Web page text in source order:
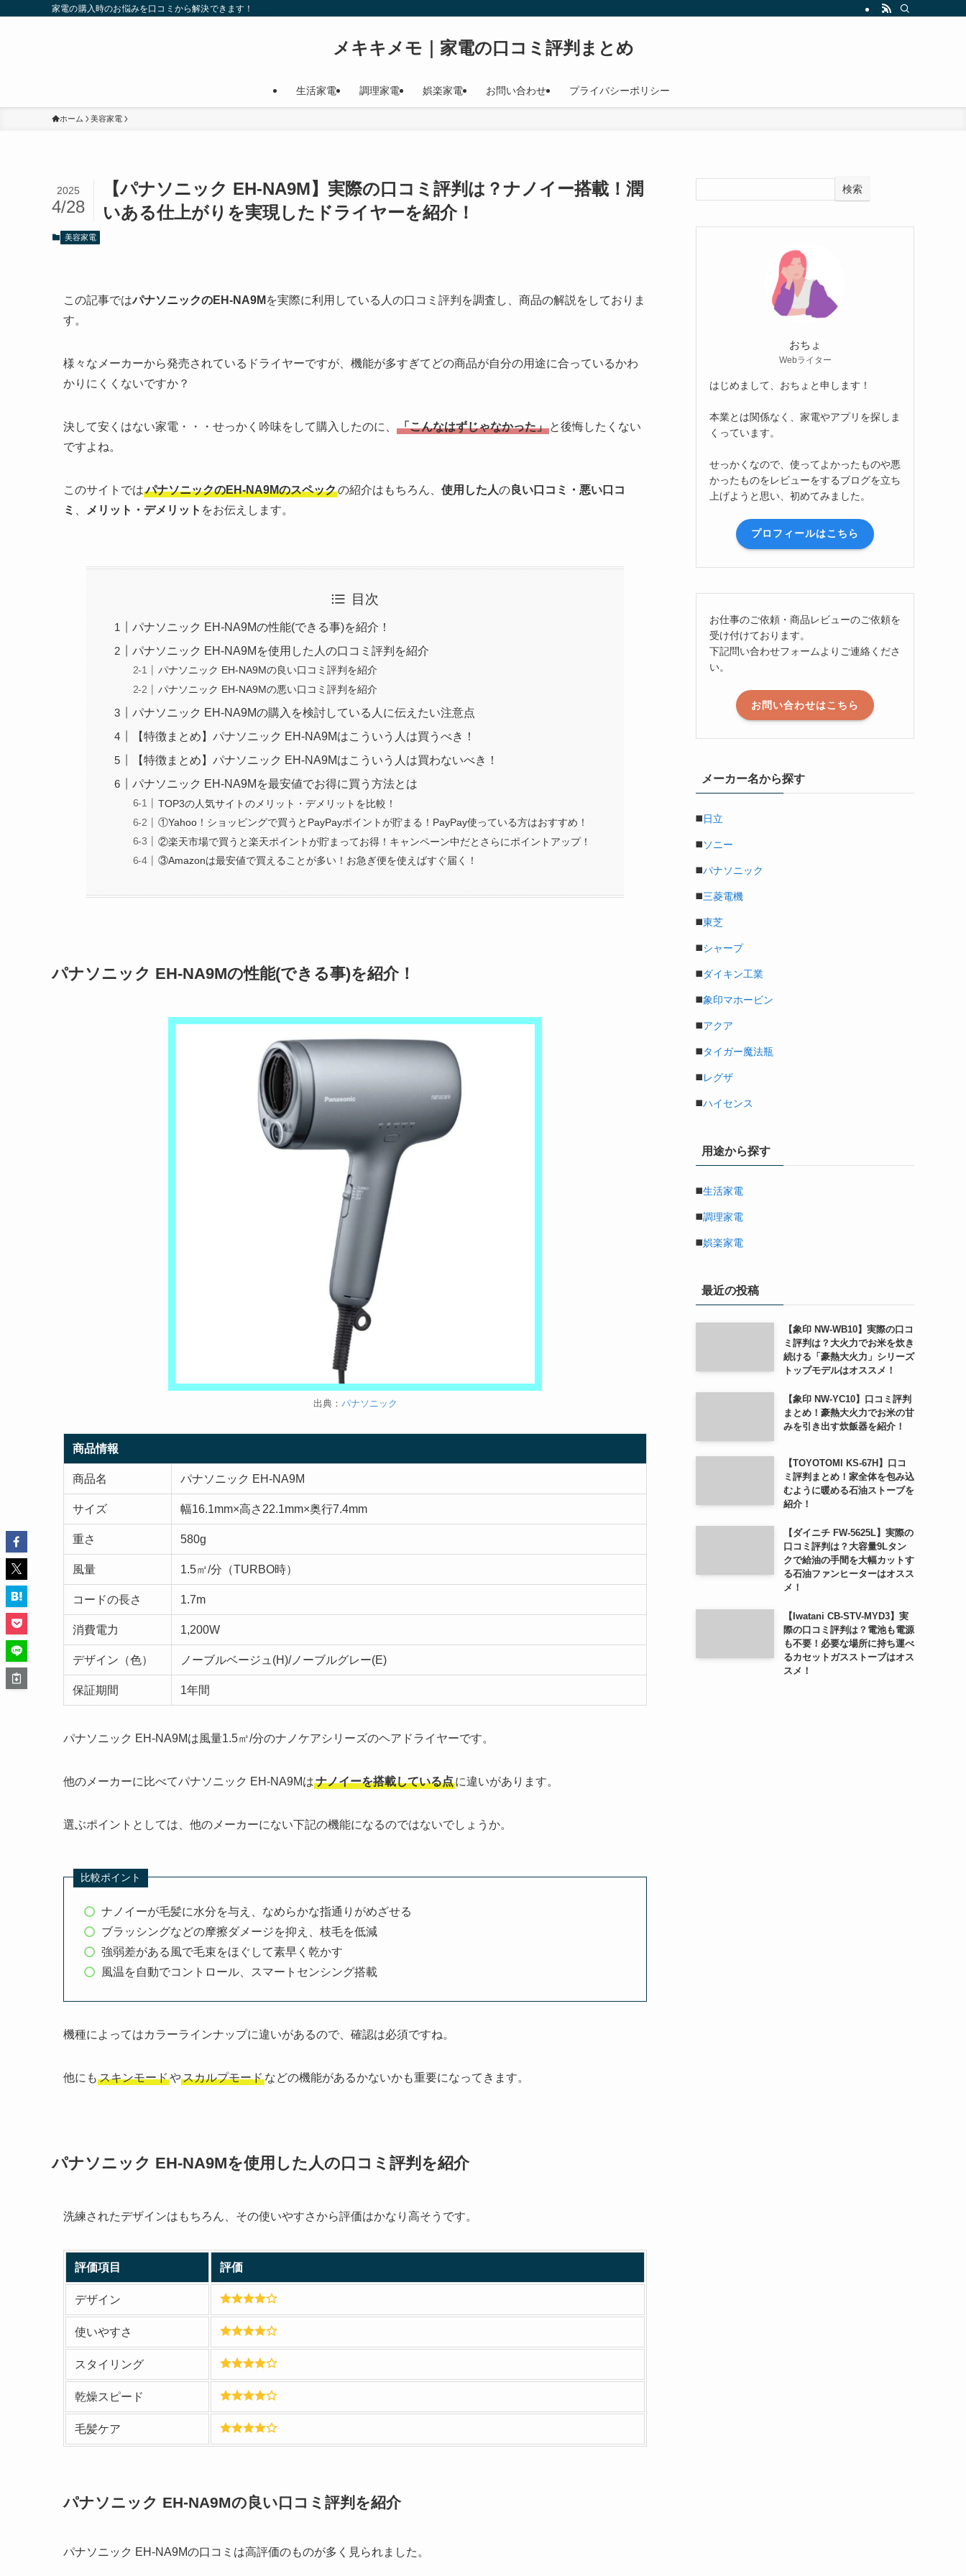
家電の購入時のお悩みを口コミから解決できます！
メキキメモ｜家電の口コミ評判まとめ
生活家電 調理家電 娯楽家電 お問い合わせ プライバシーポリシー
ホーム 美容家電
【パナソニック EH-NA9M】実際の口コミ評判は？ナノイー搭載！潤
いある仕上がりを実現したドライヤーを紹介！
2025
4/28
美容家電
この記事ではパナソニックのEH-NA9M を実際に利用している人の口コミ評判を調査し、商品の解説をしておりま
す。
様々なメーカーから発売されているドライヤーですが、機能が多すぎてどの商品が自分の用途に合っているかわ
かりにくくないですか？
決して安くはない家電・・・せっかく吟味をして購入したのに、 「こんなはずじゃなかった」 と後悔したくない
ですよね。
このサイトではパナソニックのEH-NA9Mのスペックの紹介はもちろん、 使用した人の 良い口コミ・悪い口コ
ミ
メリット・デメリット をお伝えします。
目次
パナソニック EH-NA9Mの性能(できる事)を紹介！
パナソニック EH-NA9Mを使用した人の口コミ評判を紹介
パナソニック EH-NA9Mの良い口コミ評判を紹介
パナソニック EH-NA9Mの悪い口コミ評判を紹介
パナソニック EH-NA9Mの購入を検討している人に伝えたい注意点
【特徴まとめ】パナソニック EH-NA9Mはこういう人は買うべき！
【特徴まとめ】パナソニック EH-NA9Mはこういう人は買わないべき！
パナソニック EH-NA9Mを最安値でお得に買う方法とは
TOP3の人気サイトのメリット・デメリットを比較！
①Yahoo！ショッピングで買うとPayPayポイントが貯まる！PayPay使っている方はおすすめ！
②楽天市場で買うと楽天ポイントが貯まってお得！キャンペーン中だとさらにポイントアップ！
③Amazonは最安値で買えることが多い！お急ぎ便を使えばすぐ届く！
パナソニック EH-NA9Mの性能(できる事)を紹介！
出典： パナソニック
商品情報
商品名 パナソニック EH-NA9M
サイズ 幅16.1mm×高さ22.1mm×奥行7.4mm
重さ 580g
風量 1.5㎥/分（TURBO時）
コードの長さ 1.7m
消費電力 1,200W
デザイン（色） ノーブルベージュ(H)/ノーブルグレー(E)
保証期間 1年間
パナソニック EH-NA9Mは風量1.5㎥/分のナノケアシリーズのヘアドライヤーです。
他のメーカーに比べてパナソニック EH-NA9Mはナノイーを搭載している点に違いがあります。
選ぶポイントとしては、他のメーカーにない下記の機能になるのではないでしょうか。
比較ポイント
ナノイーが毛髪に水分を与え、なめらかな指通りがめざせる
ブラッシングなどの摩擦ダメージを抑え、枝毛を低減
強弱差がある風で毛束をほぐして素早く乾かす
風温を自動でコントロール、スマートセンシング搭載
機種によってはカラーラインナップに違いがあるので、確認は必須ですね。
他にも スキンモードやスカルプモードなどの機能があるかないかも重要になってきます。
パナソニック EH-NA9Mを使用した人の口コミ評判を紹介
洗練されたデザインはもちろん、その使いやすさから評価はかなり高そうです。
評価項目 評価
デザイン
使いやすさ
スタイリング
乾燥スピード
毛髪ケア
パナソニック EH-NA9Mの良い口コミ評判を紹介
パナソニック EH-NA9Mの口コミは高評価のものが多く見られました。
検索
おちょ
Webライター
はじめまして、おちょと申します！
本業とは関係なく、家電やアプリを探しま
くっています。
せっかくなので、使ってよかったものや悪
かったものをレビューをするブログを立ち
上げようと思い、初めてみました。
プロフィールはこちら
お仕事のご依頼・商品レビューのご依頼を
受け付けております。
下記問い合わせフォームよりご連絡くださ
い。
お問い合わせはこちら
メーカー名から探す
◼️日立
◼️ソニー
◼️パナソニック
◼️三菱電機
◼️東芝
◼️シャープ
◼️ダイキン工業
◼️象印マホービン
◼️アクア
◼️タイガー魔法瓶
◼️レグザ
◼️ハイセンス
用途から探す
◼️生活家電
◼️調理家電
◼️娯楽家電
最近の投稿
【象印 NW-WB10】実際の口コ
ミ評判は？大火力でお米を炊き
続ける「豪熱大火力」シリーズ
トップモデルはオススメ！
【象印 NW-YC10】口コミ評判
まとめ！豪熱大火力でお米の甘
みを引き出す炊飯器を紹介！
【TOYOTOMI KS-67H】口コ
ミ評判まとめ！家全体を包み込
むように暖める石油ストーブを
紹介！
【ダイニチ FW-5625L】実際の
口コミ評判は？大容量9Lタン
クで給油の手間を大幅カットす
る石油ファンヒーターはオスス
メ！
【Iwatani CB-STV-MYD3】実
際の口コミ評判は？電池も電源
も不要！必要な場所に持ち運べ
るカセットガスストーブはオス
スメ！